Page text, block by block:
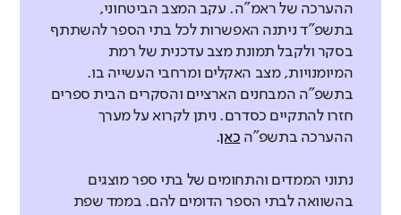
ההערכה של ראמ"ה. עקב המצב הביטחוני,
בתשפ"ד ניתנה האפשרות לכל בתי הספר להשתתף
בסקר ולקבל תמונת מצב עדכנית של רמת
המיומנויות, מצב האקלים ומרחבי העשייה בו.
בתשפ"ה המבחנים הארציים והסקרים הבית ספרים
חזרו להתקיים כסדרם. ניתן לקרוא על מערך
ההערכה בתשפ"ה כאן.
נתוני הממדים והתחומים של בתי ספר מוצגים
בהשוואה לבתי הספר הדומים להם. בממד שפת